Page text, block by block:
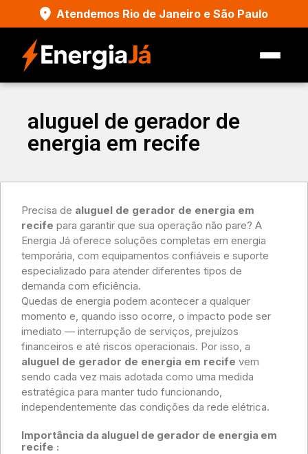
Atendemos Rio de Janeiro e São Paulo
aluguel de gerador de
energia em recife
Precisa de aluguel de gerador de energia em
recife para garantir que sua operação não pare? A
Energia Já oferece soluções completas em energia
temporária, com equipamentos confiáveis e suporte
especializado para atender diferentes tipos de
demanda com eficiência.
Quedas de energia podem acontecer a qualquer
momento e, quando isso ocorre, o impacto pode ser
imediato — interrupção de serviços, prejuízos
financeiros e até riscos operacionais. Por isso, a
aluguel de gerador de energia em recife vem
sendo cada vez mais adotada como uma medida
estratégica para manter tudo funcionando,
independentemente das condições da rede elétrica.
Importância da aluguel de gerador de energia em
recife :